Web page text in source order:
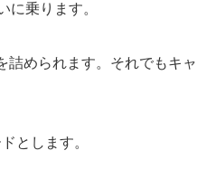
に乗ります。
詰められます。それでもキ
とします。